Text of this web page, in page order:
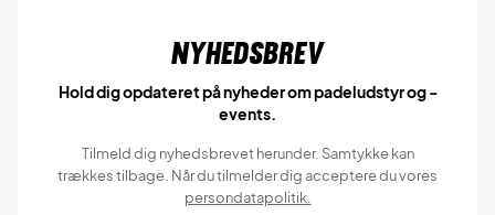
Nyhedsbrev
Hold dig opdateret på nyheder om padeludstyr og -
events.
Tilmeld dig nyhedsbrevet herunder. Samtykke kan
trækkes tilbage. Når du tilmelder dig acceptere du vores
persondatapolitik.